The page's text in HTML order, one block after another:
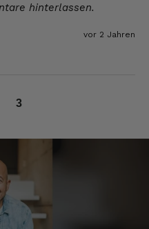
hinterlassen.
vor 2 Jahren
3